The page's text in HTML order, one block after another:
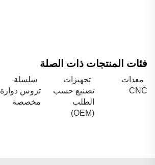
فئات المنتجات ذات الصلة
معدات
CNC
تجهيزات
تصنيع حسب
الطلب
(OEM)
سلسلة
تروس دوارة
مخصصة